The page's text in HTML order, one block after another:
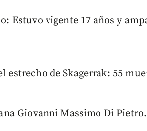
Estuvo vigente 17 años y
estrecho de Skagerrak: 55
Giovanni Massimo Di Pietro.